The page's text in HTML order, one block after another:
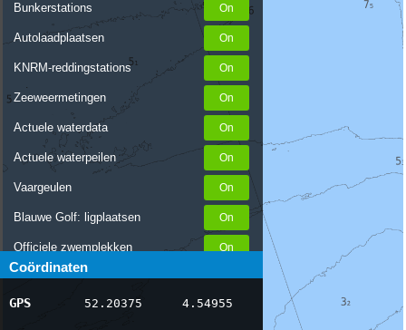
Bunkerstations
Autolaadplaatsen
KNRM-reddingstations
Zeeweermetingen
Actuele waterdata
Actuele waterpeilen
Vaargeulen
Blauwe Golf: ligplaatsen
Officiele zwemplekken
Stremmingen/hinder
AIS scheepsposities
Coördinaten
GPS 52.20375 4.54955